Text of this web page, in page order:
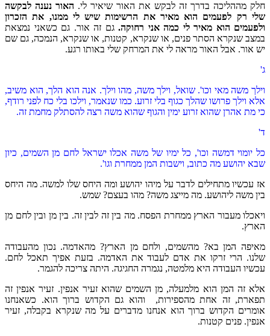
חלק מההליכה בדרך זה לבקש את האור שיאיר לי. האור נענה לבקשה
שלי רק לפעמים הוא מאיר את הרשימות שיש לי ממנו, את הזכרון
ולפעמים הוא מאיר לי כמה אני רחוקה. גם זה אור. גם כשאני נמצאת
במצב שנקרא הסתר פנים, או שנקרא, קטנות, או שנקרא, הנמכה, גם שם
יש אור. אבל האור מראה לי את המרחק שלי באותו רגע.
ג'
וילך משה מאי וכו'. שואל, וילך משה, מהו וילך. אנה הוא הלך, הוא משיב,
אלא וילך פרושו שהלך כגוף בלי זרוע. כמו שנאמר, וילכו בלי כח לפני רודף,
כי מת אהרן שהוא זרוע ימין והגוף שהוא משה רצה להסתלק מחמת זה.
ד'
כל יומוי דמשה וכו', כל ימיו של משה אכלו ישראל לחם מן השמים, כיון
שבא יהושע מה כתוב, וישבות המן ממחרת וגו'.
אז עכשיו מתחילים לדבר על מיהו יהושע ומה היחס שלו למשה. מה היחס
בין משה ליהושע. מה מייצג משה? מהו בעצם? שמש.
ויאכלו מעבור הארץ ממחרת הפסח. מה בין זה לבין זה. בין מן ובין לחם מן
הארץ.
מאיפה המן בא? מהשמים, ולחם מן הארץ? מהאדמה. נכון מהעבודה
שלנו. הרי זרקו את אדם לעבוד את האדמה. בזעת אפיך תאכל לחם.
עכשיו העבודה היא מלמטה, נגמרה החגיגה. היתה צריכה להגמר.
אלא זה המן הוא מלמעלה, מן השמים שהוא זעיר אנפין. זעיר אנפין זה
תפארת, זה אחת מהספירות, והוא גם הקדוש ברוך הוא. כשאנחנו
אומרים הקדוש ברוך הוא אנחנו מדברים על מה שנקרא בקבלה, זעיר
אנפין. פנים קטנות.